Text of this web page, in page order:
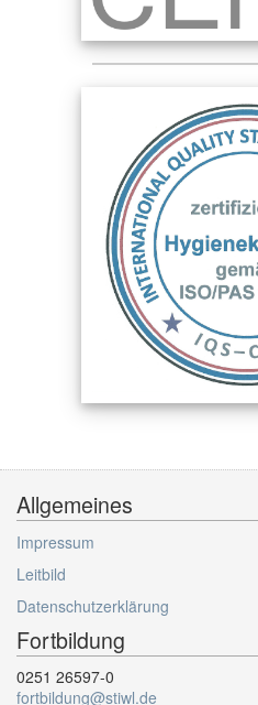
Allgemeines
Impressum
Leitbild
Datenschutzerklärung
Fortbildung
0251 26597-0
fortbildung@stiwl.de